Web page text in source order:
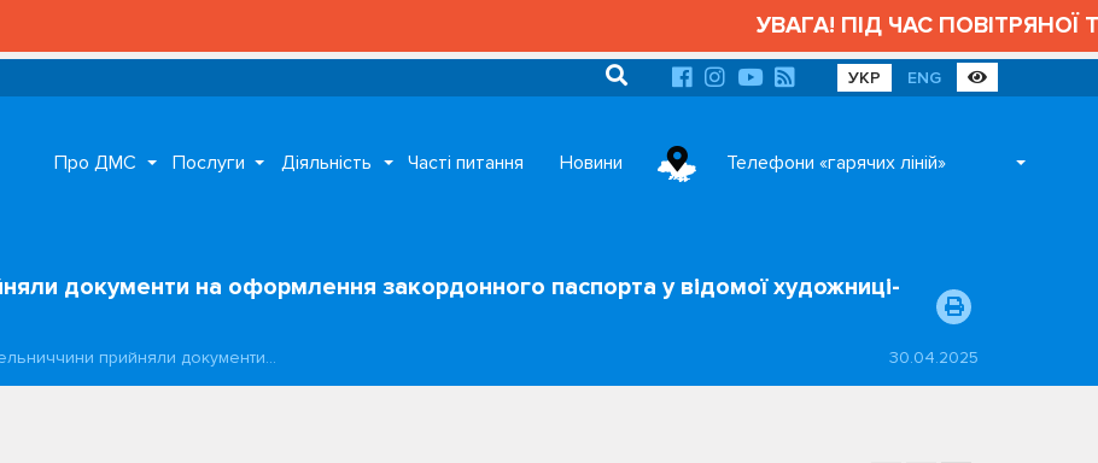
УВАГА! ПІД ЧАС ПОВІТРЯНОЇ
УКР ENG
Про ДМС Послуги Діяльність Часті питання Новини Телефони «гарячих ліній»
документи на оформлення закордонного паспорта у відомої художниці-
прийняли документи… 30.04.2025